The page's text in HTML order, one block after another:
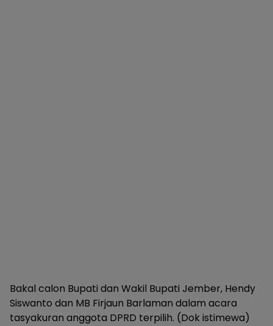
Bakal calon Bupati dan Wakil Bupati Jember, Hendy
Siswanto dan MB Firjaun Barlaman dalam acara
tasyakuran anggota DPRD terpilih. (Dok istimewa)